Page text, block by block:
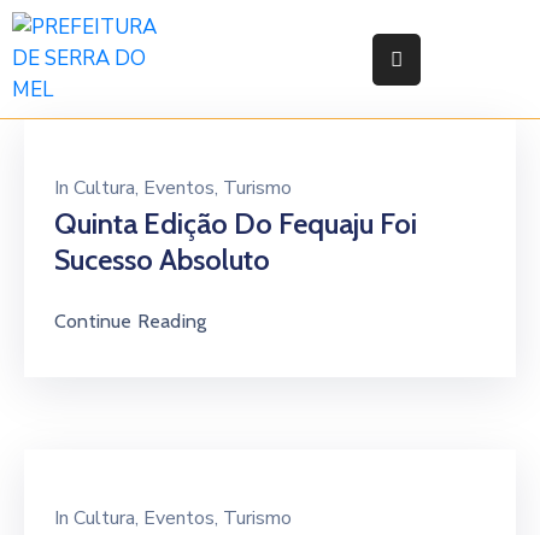
Secretarias
Orgãos
Legislação
Transparência
In Cultura‚ Eventos‚ Turismo
Quinta Edição Do Fequaju Foi
Sucesso Absoluto
Continue Reading
In Cultura‚ Eventos‚ Turismo